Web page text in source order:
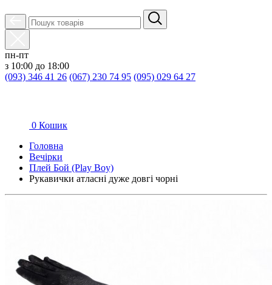
пн-пт
з 10:00 до 18:00
(093) 346 41 26 (067) 230 74 95 (095) 029 64 27
0 Кошик
Головна
Вечірки
Плей Бой (Play Boy)
Рукавички атласні дуже довгі чорні